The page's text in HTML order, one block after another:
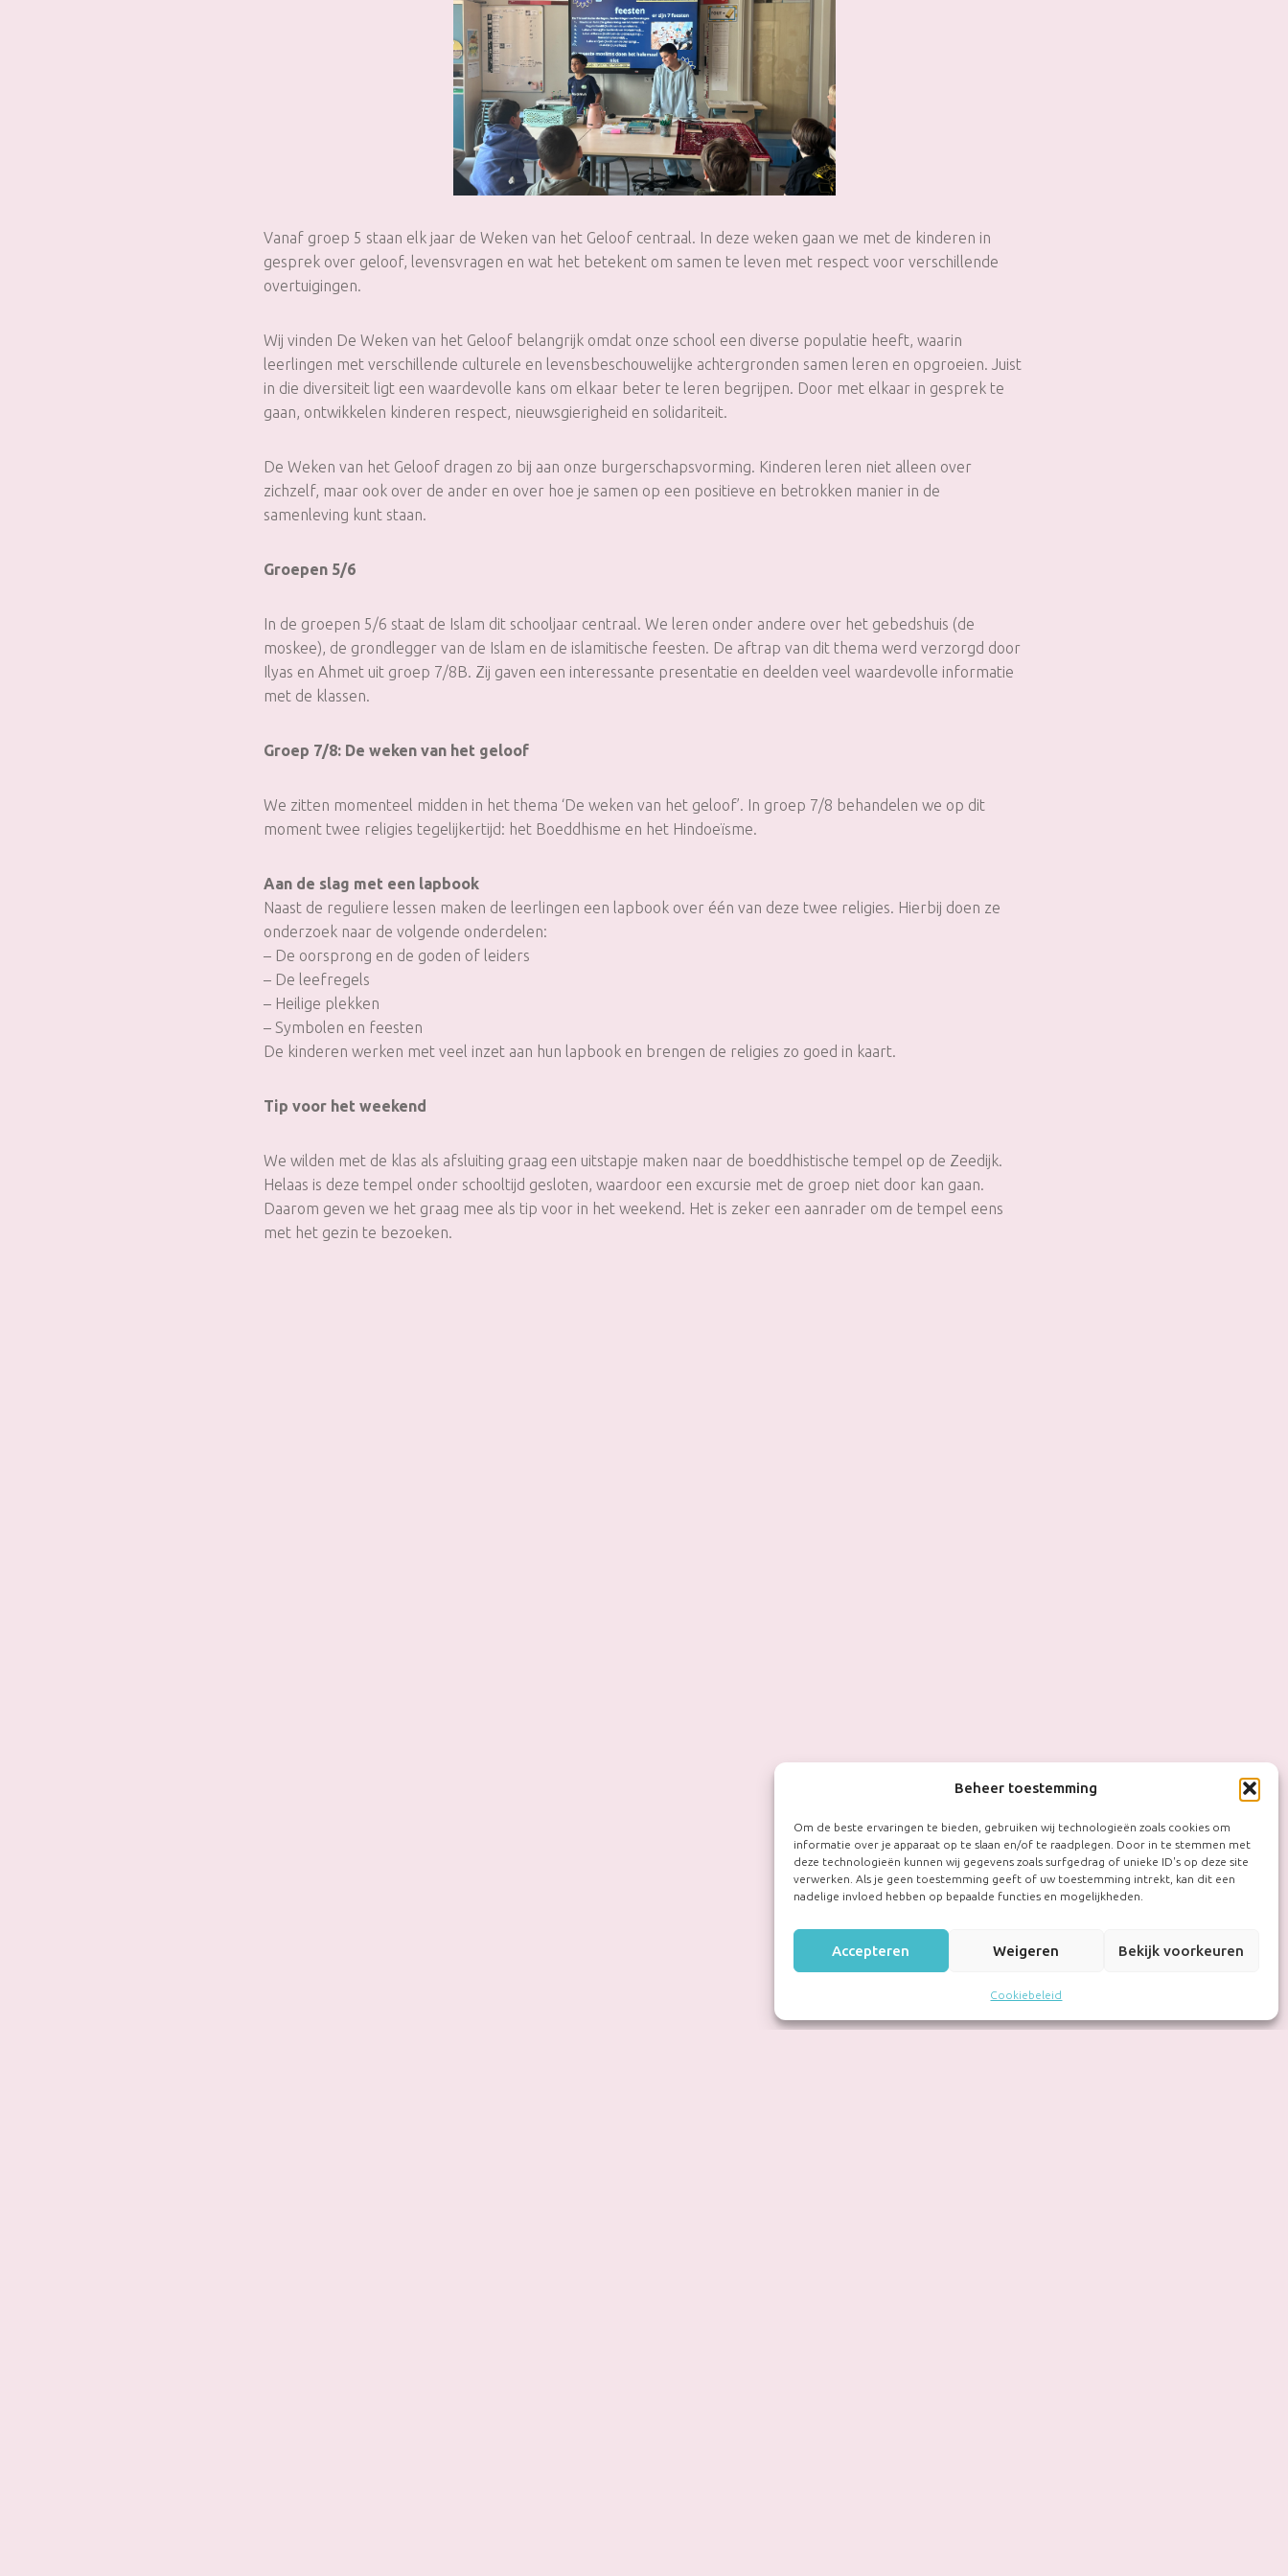
Beheer toestemming
Om de beste ervaringen te bieden, gebruiken wij technologieën zoals cookies om
informatie over je apparaat op te slaan en/of te raadplegen. Door in te stemmen met
deze technologieën kunnen wij gegevens zoals surfgedrag of unieke ID's op deze site
verwerken. Als je geen toestemming geeft of uw toestemming intrekt, kan dit een
nadelige invloed hebben op bepaalde functies en mogelijkheden.
Accepteren Weigeren Bekijk voorkeuren
Cookiebeleid
Vanaf groep 5 staan elk jaar de Weken van het Geloof centraal. In deze weken gaan we met de kinderen in
gesprek over geloof, levensvragen en wat het betekent om samen te leven met respect voor verschillende
overtuigingen.
Wij vinden De Weken van het Geloof belangrijk omdat onze school een diverse populatie heeft, waarin
leerlingen met verschillende culturele en levensbeschouwelijke achtergronden samen leren en opgroeien. Juist
in die diversiteit ligt een waardevolle kans om elkaar beter te leren begrijpen. Door met elkaar in gesprek te
gaan, ontwikkelen kinderen respect, nieuwsgierigheid en solidariteit.
De Weken van het Geloof dragen zo bij aan onze burgerschapsvorming. Kinderen leren niet alleen over
zichzelf, maar ook over de ander en over hoe je samen op een positieve en betrokken manier in de
samenleving kunt staan.
Groepen 5/6
In de groepen 5/6 staat de Islam dit schooljaar centraal. We leren onder andere over het gebedshuis (de
moskee), de grondlegger van de Islam en de islamitische feesten. De aftrap van dit thema werd verzorgd door
Ilyas en Ahmet uit groep 7/8B. Zij gaven een interessante presentatie en deelden veel waardevolle informatie
met de klassen.
Groep 7/8: De weken van het geloof
We zitten momenteel midden in het thema ‘De weken van het geloof’. In groep 7/8 behandelen we op dit
moment twee religies tegelijkertijd: het Boeddhisme en het Hindoeïsme.
Aan de slag met een lapbook
Naast de reguliere lessen maken de leerlingen een lapbook over één van deze twee religies. Hierbij doen ze
onderzoek naar de volgende onderdelen:
– De oorsprong en de goden of leiders
– De leefregels
– Heilige plekken
– Symbolen en feesten
De kinderen werken met veel inzet aan hun lapbook en brengen de religies zo goed in kaart.
Tip voor het weekend
We wilden met de klas als afsluiting graag een uitstapje maken naar de boeddhistische tempel op de Zeedijk.
Helaas is deze tempel onder schooltijd gesloten, waardoor een excursie met de groep niet door kan gaan.
Daarom geven we het graag mee als tip voor in het weekend. Het is zeker een aanrader om de tempel eens
met het gezin te bezoeken.